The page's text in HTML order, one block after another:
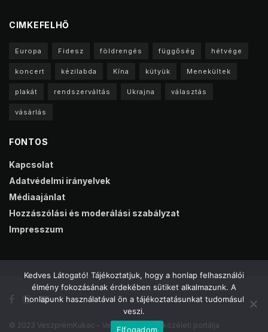
CIMKEFELHŐ
Europa Fidesz földrengés függőség hétvége
koncert kézilabda Kína kütyük Menekültek
plakát rendszerváltás Ukrajna választás
vásárlás
FONTOS
Kapcsolat
Adatvédelmi irányelvek
Médiaajánlat
Hozzászólási és moderálási szabályzat
Impresszum
© 2023 VeszprémKukac - Veszprém online közéleti portálja
Kedves Látogató! Tájékoztatjuk, hogy a honlap felhasználói
élmény fokozásának érdekében sütiket alkalmazunk. A
honlapunk használatával ön a tájékoztatásunkat tudomásul
veszi.
Elfogadom